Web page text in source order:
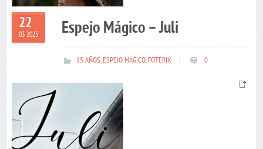
22
03 2025 Espejo Mágico – Juli
15 AÑOS,ESPEJO MAGICO,FOTERIX 0